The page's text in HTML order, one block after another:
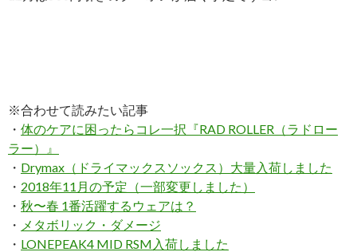
※合わせて読みたい記事
・ 体のケアに困ったらコレ一択『RAD ROLLER（ラドロー
ラー）』
・ Drymax（ドライマックスソックス）大量入荷しました
・ 2018年11月の予定（一部変更しました）
・ 秋〜春 1番活躍するウェアは？
・ メタボリック・ダメージ
・ LONEPEAK4 MID RSM入荷しました